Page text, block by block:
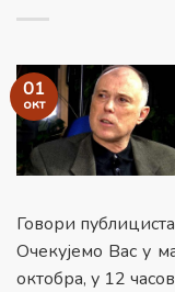
01
окт
Говори
Очекујемо Вас у
октобра, у 12